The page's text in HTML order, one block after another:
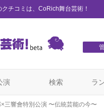
チコミは、CoRich舞台芸術！
演 検索 ラ
三響會特別公演 〜伝統芸能の今〜